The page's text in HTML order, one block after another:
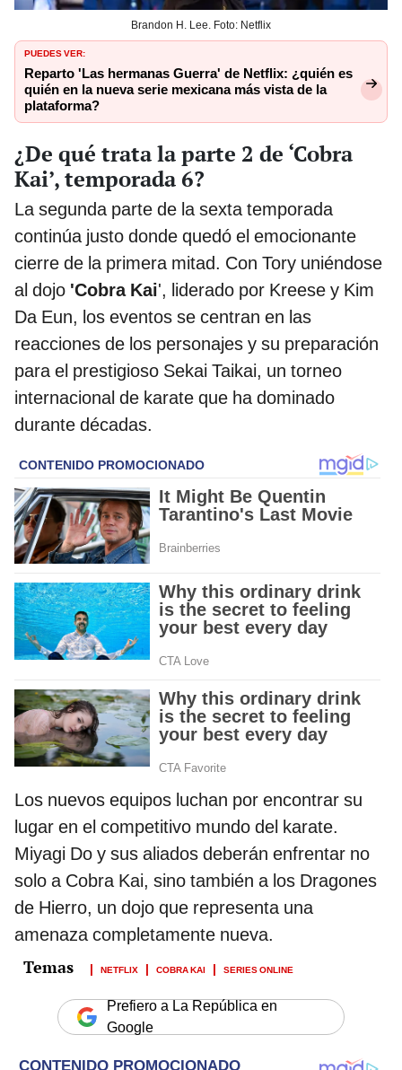
Brandon H. Lee. Foto: Netflix
PUEDES VER:
Reparto 'Las hermanas Guerra' de Netflix: ¿quién es
quién en la nueva serie mexicana más vista de la
plataforma?
¿De qué trata la parte 2 de ‘Cobra
Kai’, temporada 6?
La segunda parte de la sexta temporada
continúa justo donde quedó el emocionante
cierre de la primera mitad. Con Tory uniéndose
al dojo 'Cobra Kai', liderado por Kreese y Kim
Da Eun, los eventos se centran en las
reacciones de los personajes y su preparación
para el prestigioso Sekai Taikai, un torneo
internacional de karate que ha dominado
durante décadas.
Los nuevos equipos luchan por encontrar su
lugar en el competitivo mundo del karate.
Miyagi Do y sus aliados deberán enfrentar no
solo a Cobra Kai, sino también a los Dragones
de Hierro, un dojo que representa una
amenaza completamente nueva.
NETFLIX COBRA KAI SERIES ONLINE
Prefiero a La República en
Google